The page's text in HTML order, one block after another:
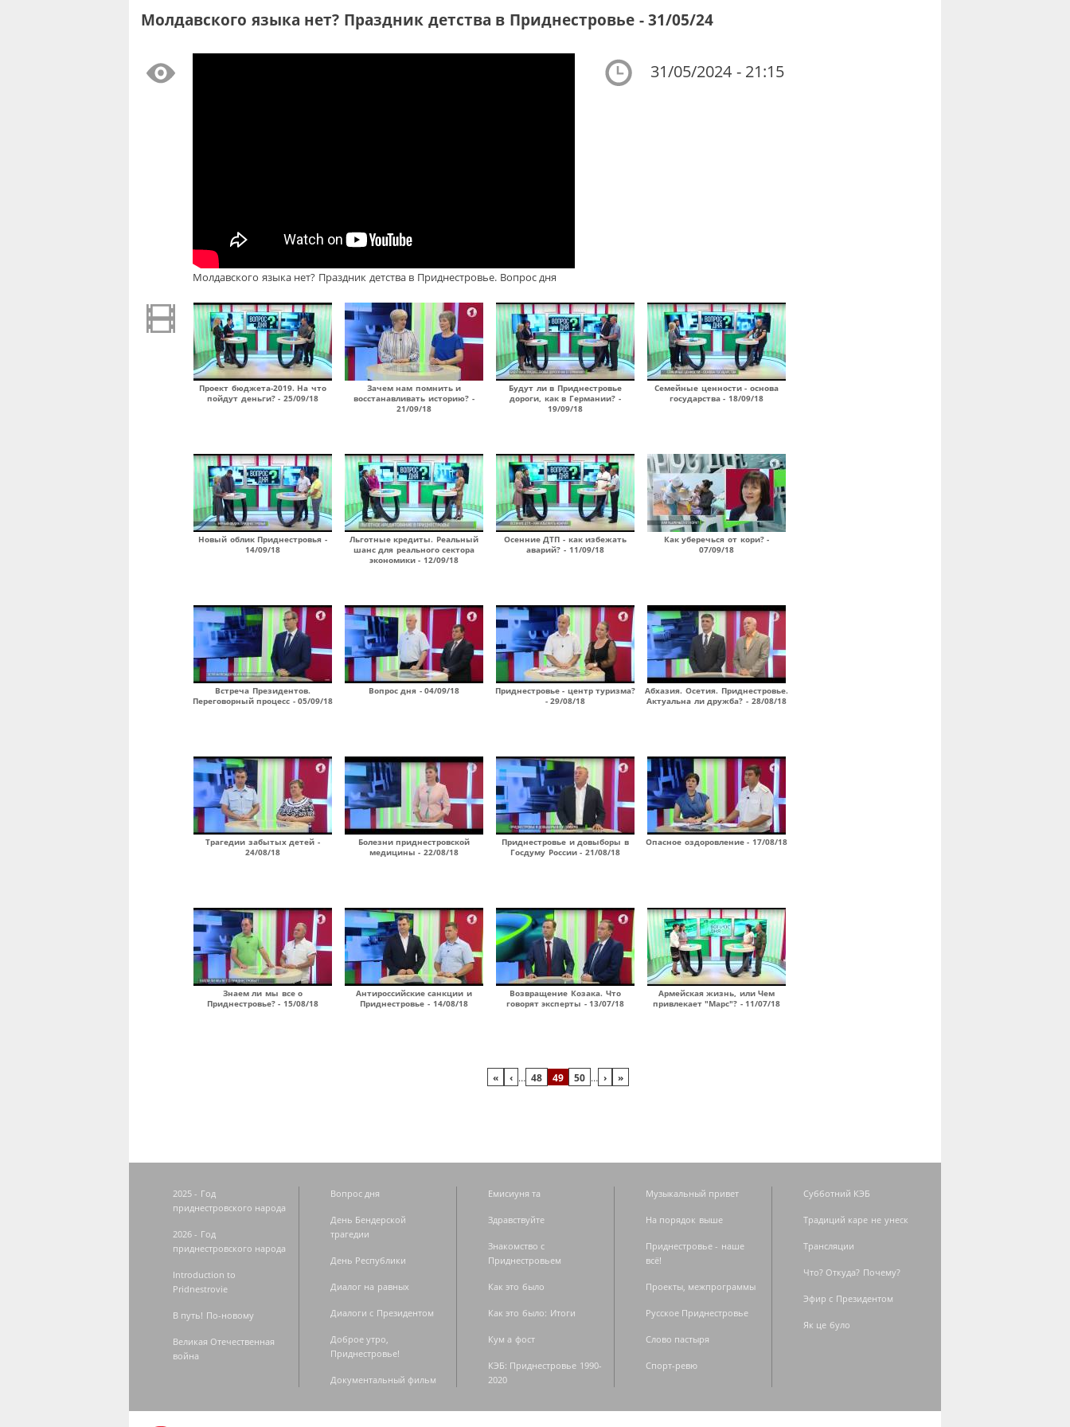
Молдавского языка нет? Праздник детства в Приднестровье - 31/05/24
Молдавского языка нет? Праздник детства в Приднестровье. Вопрос дня
31/05/2024 - 21:15
Проект бюджета-2019. На что
пойдут деньги? - 25/09/18
Зачем нам помнить и
восстанавливать историю? -
21/09/18
Будут ли в Приднестровье
дороги, как в Германии? -
19/09/18
Семейные ценности - основа
государства - 18/09/18
Новый облик Приднестровья -
14/09/18
Льготные кредиты. Реальный
шанс для реального сектора
экономики - 12/09/18
Осенние ДТП - как избежать
аварий? - 11/09/18
Как уберечься от кори? -
07/09/18
Встреча Президентов.
Переговорный процесс - 05/09/18
Вопрос дня - 04/09/18
Приднестровье - центр туризма?
- 29/08/18
Абхазия. Осетия. Приднестровье.
Актуальна ли дружба? - 28/08/18
Трагедии забытых детей -
24/08/18
Болезни приднестровской
медицины - 22/08/18
Приднестровье и довыборы в
Госдуму России - 21/08/18
Опасное оздоровление - 17/08/18
Знаем ли мы все о
Приднестровье? - 15/08/18
Антироссийские санкции и
Приднестровье - 14/08/18
Возвращение Козака. Что
говорят эксперты - 13/07/18
Армейская жизнь, или Чем
привлекает "Марс"? - 11/07/18
« ‹ … 48 49 50 … › »
2025 - Год
приднестровского народа
2026 - Год
приднестровского народа
Introduction to
Pridnestrovie
В путь! По-новому
Великая Отечественная
война
Вопрос дня
День Бендерской
трагедии
День Республики
Диалог на равных
Диалоги с Президентом
Доброе утро,
Приднестровье!
Документальный фильм
Емисиуня та
Здравствуйте
Знакомство с
Приднестровьем
Как это было
Как это было: Итоги
Кум а фост
КЭБ: Приднестровье 1990-
2020
Музыкальный привет
На порядок выше
Приднестровье - наше
всё!
Проекты, межпрограммы
Русское Приднестровье
Слово пастыря
Спорт-ревю
Субботний КЭБ
Традиций каре не унеск
Трансляции
Что? Откуда? Почему?
Эфир с Президентом
Як це було